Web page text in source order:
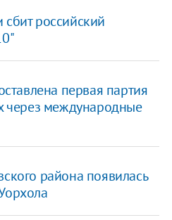
российский
первая партия
через международные
района появилась